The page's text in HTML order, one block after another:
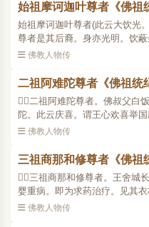
始祖摩诃迦叶尊者《佛祖
始祖摩诃迦叶尊者(此云大饮光
尊者是其后裔。身亦光明。饮
等。于此同姓中最长故。标大
佛教人物传
二祖阿难陀尊者《佛祖统
二祖阿难陀尊者。佛叔父白
陀。此云庆喜。谓王心欢喜举
若青莲华。年八岁从佛出家。
佛教人物传
三祖商那和修尊者《佛祖
三祖商那和修尊者。王舍城
婴重病。即为求药治疗。见其
衣(或翻草衣。西域有九枝秀草
佛教人物传